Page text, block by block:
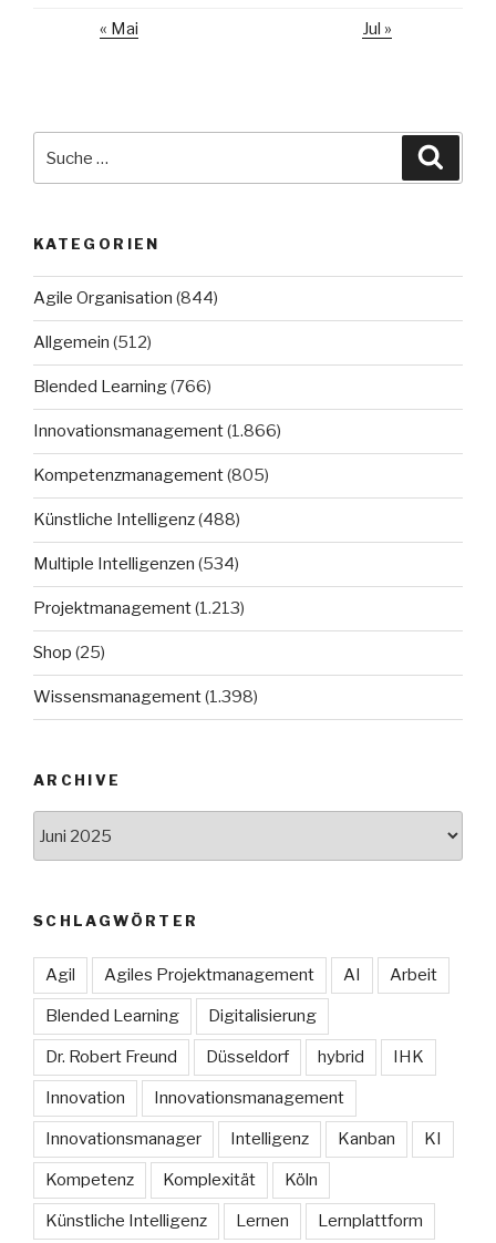
« Mai Jul »
nach:
KATEGORIEN
Agile Organisation (844)
Allgemein (512)
Blended Learning(766)
Innovationsmanagement(1.866)
Kompetenzmanagement(805)
Künstliche Intelligenz(488)
Multiple Intelligenzen (534)
Projektmanagement(1.213)
Shop (25)
Wissensmanagement(1.398)
ARCHIVE
SCHLAGWÖRTER
Agil Agiles Projektmanagement AI Arbeit
Blended Learning Digitalisierung
Dr. Robert Freund Düsseldorf hybrid IHK
Innovation Innovationsmanagement
Innovationsmanager Intelligenz Kanban KI
Kompetenz Komplexität Köln
Künstliche Intelligenz Lernen Lernplattform